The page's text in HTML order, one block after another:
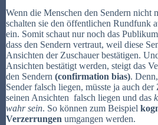
Wenn die Menschen den Sendern nicht
schalten sie den öffentlichen Rundfunk
ein. Somit schaut nur noch das
dass den Sendern vertraut, weil diese
Ansichten der Zuschauer bestätigen.
Ansichten bestätigt werden, steigt das
den Sendern (confirmation bias).
Sender falsch liegen, müsste ja auch der
seinen Ansichten falsch liegen und das
wahr sein. So können zum Beispiel
Verzerrungen umgangen werden.